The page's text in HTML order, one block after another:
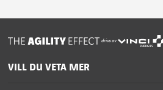
drivs av
VILL DU VETA MER